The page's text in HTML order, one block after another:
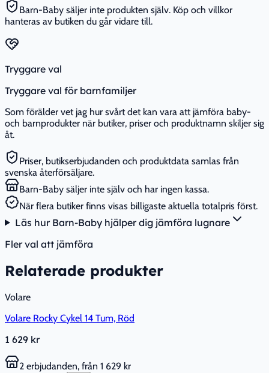
Barn-Baby säljer inte produkten själv. Köp och villkor
hanteras av butiken du går vidare till.
Tryggare val
Tryggare val för barnfamiljer
Som förälder vet jag hur svårt det kan vara att jämföra baby-
och barnprodukter när butiker, priser och produktnamn skiljer sig
åt.
Priser, butikserbjudanden och produktdata samlas från
svenska återförsäljare.
Barn-Baby säljer inte själv och har ingen kassa.
När flera butiker finns visas billigaste aktuella totalpris först.
Läs hur Barn-Baby hjälper dig jämföra lugnare
Fler val att jämföra
Relaterade produkter
Volare
Volare Rocky Cykel 14 Tum, Röd
1 629 kr
2 erbjudanden, från 1 629 kr